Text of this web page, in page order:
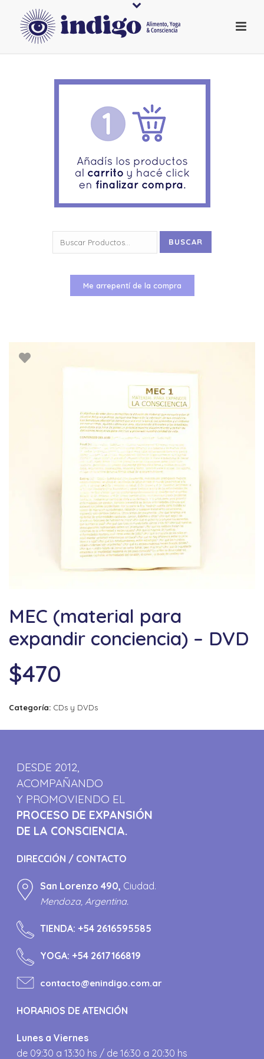
MEC (material para
expandir conciencia) – DVD
$470
Categoría: CDs y DVDs
por:
BUSCAR
Me arrepentí de la compra
DESDE 2012,
ACOMPAÑANDO
Y PROMOVIENDO EL
PROCESO DE EXPANSIÓN
DE LA CONSCIENCIA.
DIRECCIÓN / CONTACTO
San Lorenzo 490, Ciudad.
Mendoza, Argentina.
TIENDA:+54 2616595585
YOGA:+54 2617166819
contacto@enindigo.com.ar
HORARIOS DE ATENCIÓN
Lunes a Viernes
de 09:30 a 13:30 hs / de 16:30 a 20:30 hs